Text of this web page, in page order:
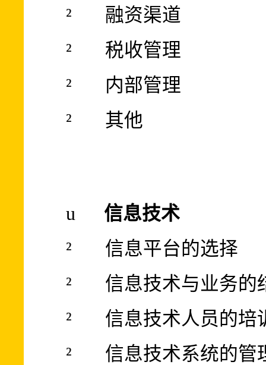
²
融资渠道
²
税收管理
²
内部管理
²
其他
u
信息技术
²
信息平台的选择
²
信息技术与业务的
²
信息技术人员的培
²
信息技术系统的管